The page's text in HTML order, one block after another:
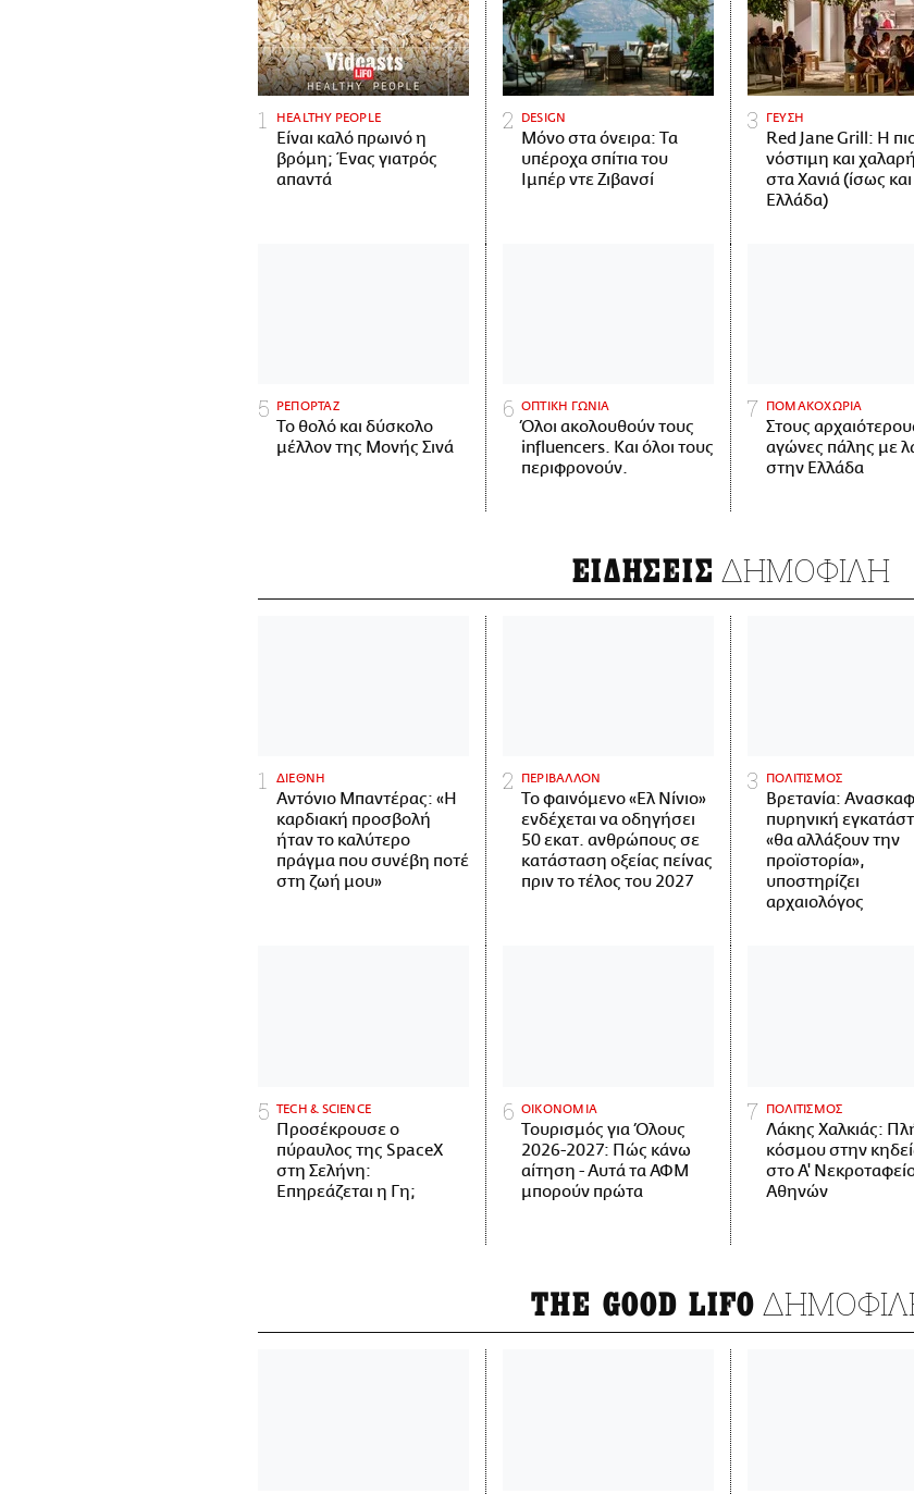
HEALTHY PEOPLE
Είναι καλό πρωινό η
βρόμη; Ένας γιατρός
απαντά
DESIGN
Μόνο στα όνειρα: Τα
υπέροχα σπίτια του
Ιμπέρ ντε Ζιβανσί
ΓΕΥΣΗ
Red Jane Grill: Η
νόστιμη και
στα Χανιά (ίσως
Ελλάδα)
ΡΕΠΟΡΤΑΖ
Το θολό και δύσκολο
μέλλον της Μονής Σινά
ΟΠΤΙΚΗ ΓΩΝΙΑ
Όλοι ακολουθούν τους
influencers. Και όλοι τους
περιφρονούν.
ΠΟΜΑΚΟΧΩΡΙΑ
Στους
αγώνες πάλης με
στην Ελλάδα
ΕΙΔΗΣΕΙΣ ΔΗΜΟΦΙΛΗ
ΔΙΕΘΝΗ
Αντόνιο Μπαντέρας: «Η
καρδιακή προσβολή
ήταν το καλύτερο
πράγμα που συνέβη ποτέ
στη ζωή μου»
ΠΕΡΙΒΑΛΛΟΝ
Το φαινόμενο «Ελ Νίνιο»
ενδέχεται να οδηγήσει
50 εκατ. ανθρώπους σε
κατάσταση οξείας πείνας
πριν το τέλος του 2027
ΠΟΛΙΤΙΣΜΟΣ
Βρετανία:
πυρηνική
«θα αλλάξουν την
προϊστορία»,
υποστηρίζει
αρχαιολόγος
ΤECH & SCIENCE
Προσέκρουσε ο
πύραυλος της SpaceX
στη Σελήνη:
Επηρεάζεται η Γη;
ΟΙΚΟΝΟΜΙΑ
Τουρισμός για Όλους
2026-2027: Πώς κάνω
αίτηση - Αυτά τα ΑΦΜ
μπορούν πρώτα
ΠΟΛΙΤΙΣΜΟΣ
Λάκης Χαλκιάς:
κόσμου στην
στο Α'
Αθηνών
THE GOOD LIFO